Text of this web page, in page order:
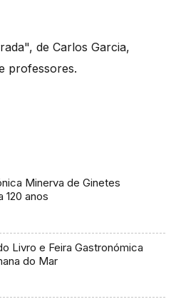
de Carlos Garcia,
professores.
Minerva de Ginetes
120 anos
Livro e Feira Gastronómica
do Mar